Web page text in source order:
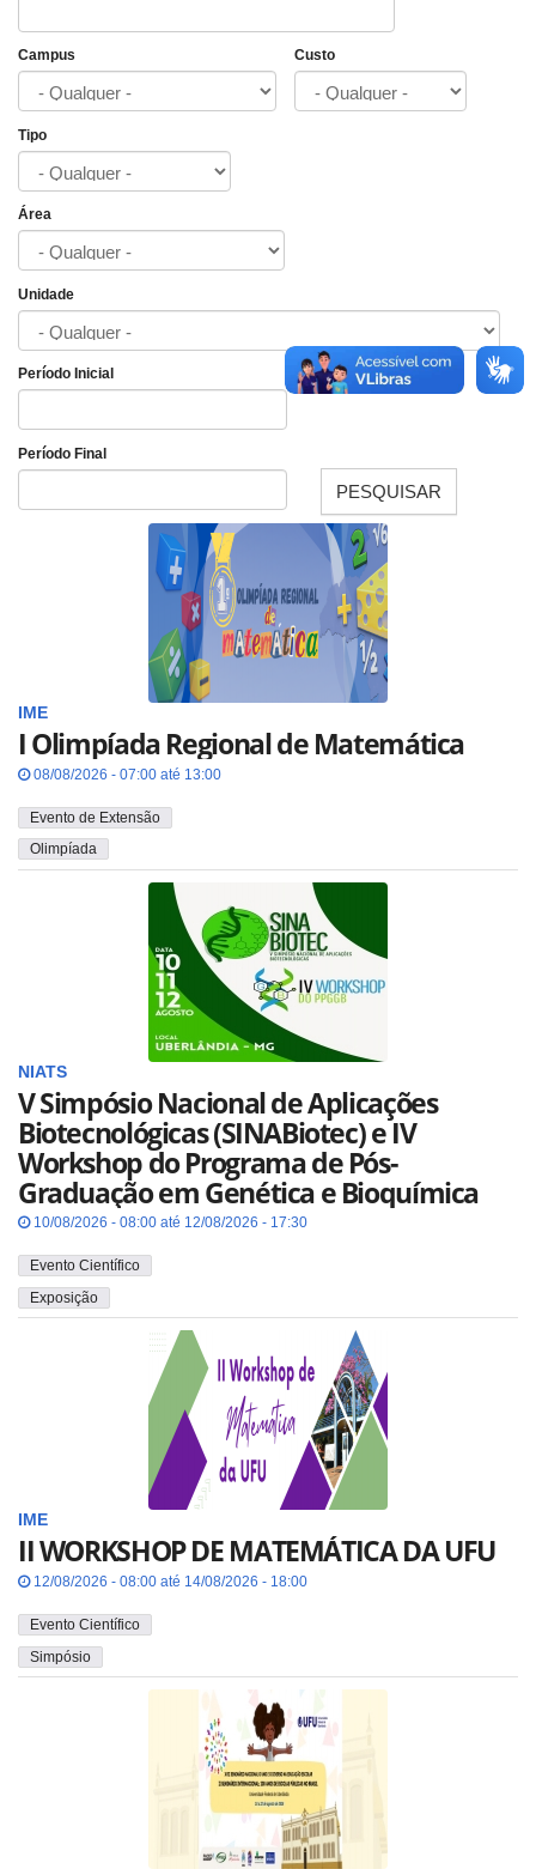
Campus Custo
Tipo
Área
Unidade
Período Inicial
Período Final
PESQUISAR
IME
I Olimpíada Regional de Matemática
08/08/2026 - 07:00 até 13:00
Evento de Extensão
Olimpíada
NIATS
V Simpósio Nacional de Aplicações
Biotecnológicas (SINABiotec) e IV
Workshop do Programa de Pós-
Graduação em Genética e Bioquímica
10/08/2026 - 08:00 até 12/08/2026 - 17:30
Evento Científico
Exposição
IME
II WORKSHOP DE MATEMÁTICA DA UFU
12/08/2026 - 08:00 até 14/08/2026 - 18:00
Evento Científico
Simpósio